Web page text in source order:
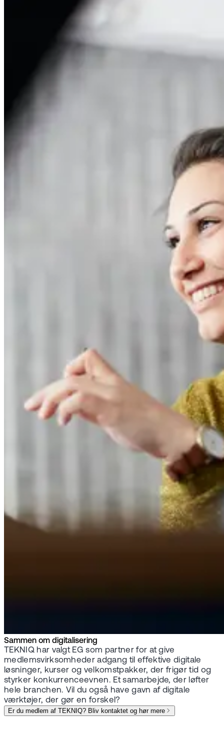
Sammen om digitalisering
TEKNIQ har valgt EG som partner for at give
medlemsvirksomheder adgang til effektive digitale
løsninger, kurser og velkomstpakker, der frigør tid og
styrker konkurrenceevnen. Et samarbejde, der løfter
hele branchen. Vil du også have gavn af digitale
værktøjer, der gør en forskel?
Er du medlem af TEKNIQ? Bliv kontaktet og hør mere